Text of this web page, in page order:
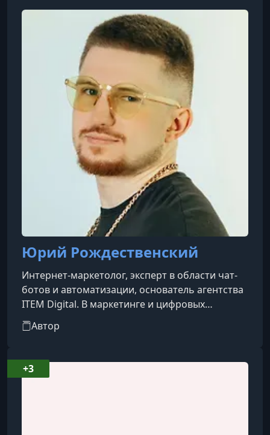
опытом по маркетингу, работе с клиентами,
фрилансу и менеджменту, и открыто
рассказывает о практике развития
собственного агентского бизнеса. Ротмистров
также позиционирует себя как специалист по
контент-маркет
Юрий Рождественский
Интернет-маркетолог, эксперт в области чат-
ботов и автоматизации, основатель агентства
ITEM Digital. В маркетинге и цифровых
технологиях с 2018 года, спикер отраслевых
конференций и преподаватель практических
TutorPlace Юрий делится своим опытом: от
базовых концепций до запуска и монетизации
Автор
+3